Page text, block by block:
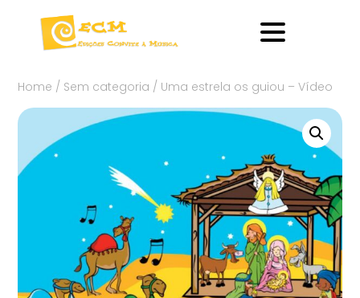
Home / Sem categoria / Uma estrela os guiou – Vídeo